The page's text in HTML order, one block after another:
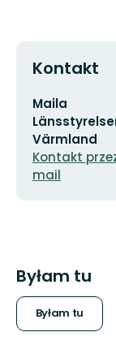
Kontakt
Adres
e-
mail
Maila
Värmland
Kontakt
mail
Byłam tu
Byłam tu